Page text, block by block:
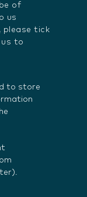
of
us
please tick
us to
to store